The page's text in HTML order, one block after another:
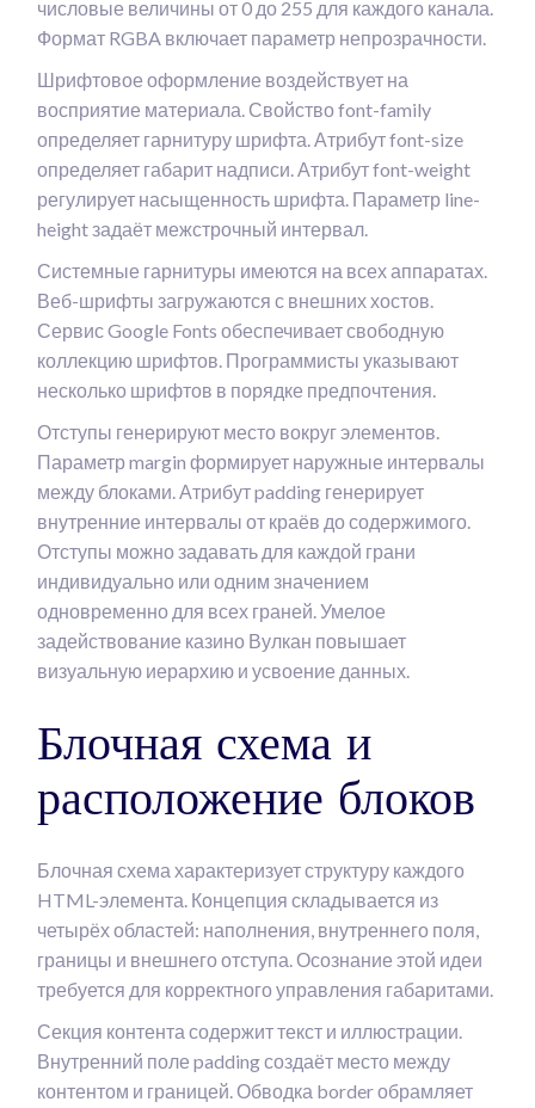
числовые величины от 0 до 255 для каждого канала.
Формат RGBA включает параметр непрозрачности.
Шрифтовое оформление воздействует на
восприятие материала. Свойство font-family
определяет гарнитуру шрифта. Атрибут font-size
определяет габарит надписи. Атрибут font-weight
регулирует насыщенность шрифта. Параметр line-
height задаёт межстрочный интервал.
Системные гарнитуры имеются на всех аппаратах.
Веб-шрифты загружаются с внешних хостов.
Сервис Google Fonts обеспечивает свободную
коллекцию шрифтов. Программисты указывают
несколько шрифтов в порядке предпочтения.
Отступы генерируют место вокруг элементов.
Параметр margin формирует наружные интервалы
между блоками. Атрибут padding генерирует
внутренние интервалы от краёв до содержимого.
Отступы можно задавать для каждой грани
индивидуально или одним значением
одновременно для всех граней. Умелое
задействование казино Вулкан повышает
визуальную иерархию и усвоение данных.
Блочная схема и
расположение блоков
Блочная схема характеризует структуру каждого
HTML-элемента. Концепция складывается из
четырёх областей: наполнения, внутреннего поля,
границы и внешнего отступа. Осознание этой идеи
требуется для корректного управления габаритами.
Секция контента содержит текст и иллюстрации.
Внутренний поле padding создаёт место между
контентом и границей. Обводка border обрамляет